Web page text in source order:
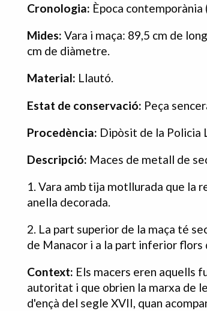
Cronologia: Època
Mides: Vara i maça: 89,5 cm de
cm de diàmetre.
Material: Llautó.
Estat de conservació: Peça
Procedència: Dipòsit de la Policia
Descripció: Maces de metall de
1. Vara amb tija motllurada que la
anella decorada.
2. La part superior de la maça té
de Manacor i a la part inferior flors
Context: Els macers eren aquells
autoritat i que obrien la marxa de
d'ençà del segle XVII, quan